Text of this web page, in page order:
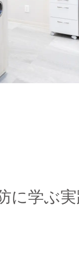
に学ぶ実